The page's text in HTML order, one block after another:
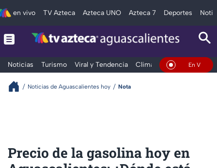
en vivo TV Azteca Azteca UNO Azteca 7 Deportes
Noticias Turismo Viral y Tendencia Clima DeportesEn Vivo
Noticias de Aguascalientes hoy Nota
Precio de la gasolina hoy en